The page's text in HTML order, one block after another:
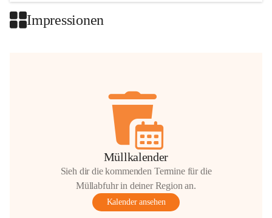
Impressionen
Müllkalender
Sieh dir die kommenden Termine für die
Müllabfuhr in deiner Region an.
Kalender ansehen